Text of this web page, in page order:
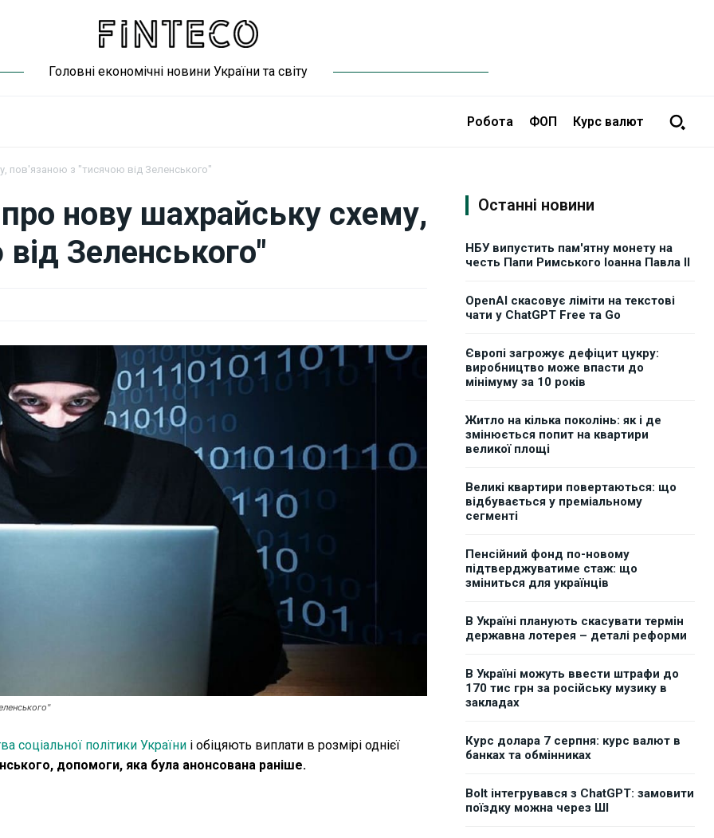
Головні економічні новини України та світу
Робота ФОП Курс валют
пов'язаною з "тисячою від Зеленського"
нову шахрайську схему,
Зеленського"
соціальної політики України і обіцяють виплати в розмірі однієї
допомоги, яка була анонсована раніше.
Останні новини
НБУ випустить пам'ятну монету на
честь Папи Римського Іоанна Павла II
OpenAI скасовує ліміти на текстові
чати у ChatGPT Free та Go
Європі загрожує дефіцит цукру:
виробництво може впасти до
мінімуму за 10 років
Житло на кілька поколінь: як і де
змінюється попит на квартири
великої площі
Великі квартири повертаються: що
відбувається у преміальному
сегменті
Пенсійний фонд по-новому
підтверджуватиме стаж: що
зміниться для українців
В Україні планують скасувати термін
державна лотерея – деталі реформи
В Україні можуть ввести штрафи до
170 тис грн за російську музику в
закладах
Курс долара 7 серпня: курс валют в
банках та обмінниках
Bolt інтегрувався з ChatGPT: замовити
поїздку можна через ШІ